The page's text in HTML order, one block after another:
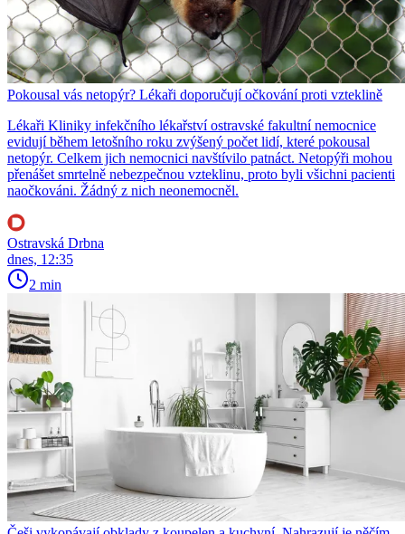
Pokousal vás netopýr? Lékaři doporučují očkování proti vzteklině
Lékaři Kliniky infekčního lékařství ostravské fakultní nemocnice
evidují během letošního roku zvýšený počet lidí, které pokousal
netopýr. Celkem jich nemocnici navštívilo patnáct. Netopýři mohou
přenášet smrtelně nebezpečnou vzteklinu, proto byli všichni pacienti
naočkováni. Žádný z nich neonemocněl.
Ostravská Drbna
dnes, 12:35
2 min